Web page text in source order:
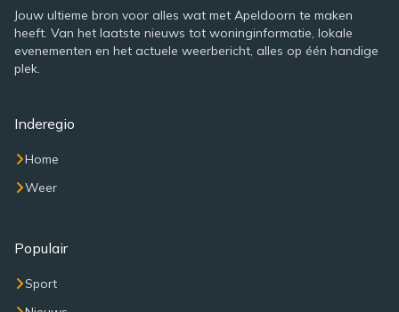
Jouw ultieme bron voor alles wat met Apeldoorn te maken
heeft. Van het laatste nieuws tot woninginformatie, lokale
evenementen en het actuele weerbericht, alles op één handige
plek.
Inderegio
Home
Weer
Populair
Sport